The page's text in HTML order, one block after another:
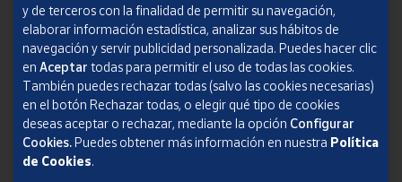
Aviso legal
Condiciones del servicio
Política de Privacidad Web
Informe de transparencia
SOCIEDAD ESTATAL CORREOS Y TELÉGRAFOS, S.A., S.M.E. Todos los derechos
y de terceros con la finalidad de permitir su navegación,
elaborar información estadística, analizar sus hábitos de
navegación y servir publicidad personalizada. Puedes hacer clic
en Aceptar todas para permitir el uso de todas las cookies.
También puedes rechazar todas (salvo las cookies necesarias)
en el botón Rechazar todas, o elegir qué tipo de cookies
deseas aceptar o rechazar, mediante la opción Configurar
Cookies.Puedes obtener más información en nuestra Política
de Cookies.